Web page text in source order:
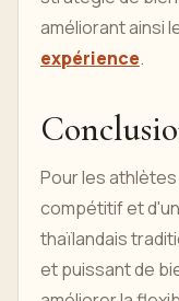
améliorant ainsi
expérience.
Pour les
compétitif et
thaïlandais
et puissant de